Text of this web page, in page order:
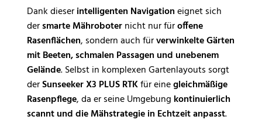
Dank dieserintelligenten Navigationeignet sich
dersmarte Mähroboternicht nur füroffene
Rasenflächen, sondern auch fürverwinkelte Gärten
mit Beeten, schmalen Passagen und unebenem
Gelände. Selbst in komplexen Gartenlayouts sorgt
derSunseeker X3 PLUS RTKfür einegleichmäßige
Rasenpflege, da er seine Umgebung kontinuierlich
scannt und die Mähstrategie in Echtzeit anpasst.